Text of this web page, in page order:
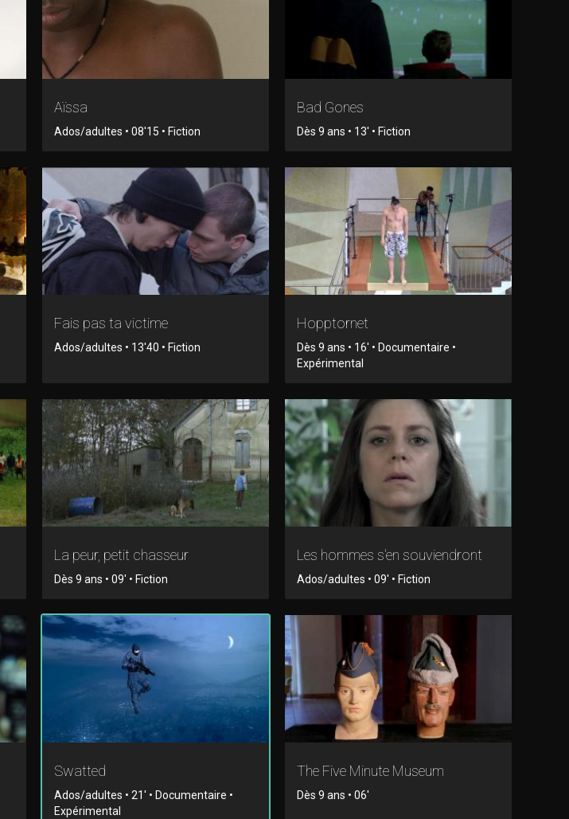
Aïssa
Ados/adultes • 08'15 • Fiction
Bad Gones
Dès 9 ans • 13' • Fiction
Fais pas ta victime
Ados/adultes • 13'40 • Fiction
Hopptornet
Dès 9 ans • 16' • Documentaire •
Expérimental
La peur, petit chasseur
Dès 9 ans • 09' • Fiction
Les hommes s'en souviendront
Ados/adultes • 09' • Fiction
Swatted
Ados/adultes • 21' • Documentaire •
Expérimental
The Five Minute Museum
Dès 9 ans • 06'